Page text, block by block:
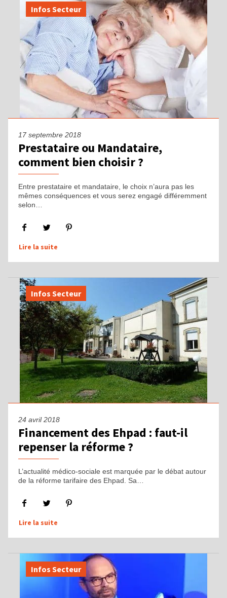
Infos Secteur
17 septembre 2018
Prestataire ou Mandataire,
comment bien choisir ?
Entre prestataire et mandataire, le choix n’aura pas les
mêmes conséquences et vous serez engagé différemment
selon…
Lire la suite
Infos Secteur
24 avril 2018
Financement des Ehpad : faut-il
repenser la réforme ?
L’actualité médico-sociale est marquée par le débat autour
de la réforme tarifaire des Ehpad. Sa…
Lire la suite
Infos Secteur